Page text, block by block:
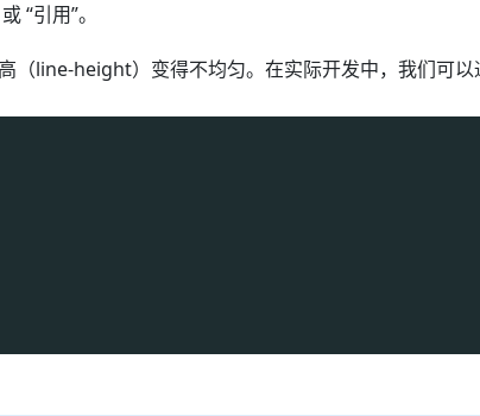
“引用”。
line-height）变得不均匀。在实际开发中，我们可